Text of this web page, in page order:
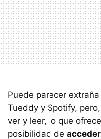
Puede parecer
Tueddy y Spotify,
ver y leer, lo que
posibilidad de